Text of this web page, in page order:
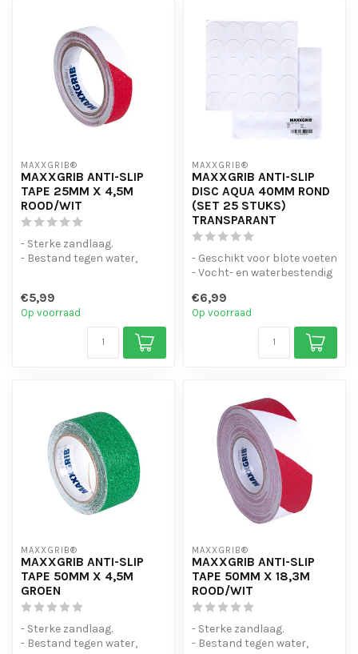
MAXXGRIB®
MAXXGRIB ANTI-SLIP
TAPE 25MM X 4,5M
ROOD/WIT
- Sterke zandlaag.
- Bestand tegen water,
€5,99
Op voorraad
MAXXGRIB®
MAXXGRIB ANTI-SLIP
DISC AQUA 40MM ROND
(SET 25 STUKS)
TRANSPARANT
- Geschikt voor blote voeten
- Vocht- en waterbestendig
€6,99
Op voorraad
MAXXGRIB®
MAXXGRIB ANTI-SLIP
TAPE 50MM X 4,5M
GROEN
- Sterke zandlaag.
- Bestand tegen water,
MAXXGRIB®
MAXXGRIB ANTI-SLIP
TAPE 50MM X 18,3M
ROOD/WIT
- Sterke zandlaag.
- Bestand tegen water,